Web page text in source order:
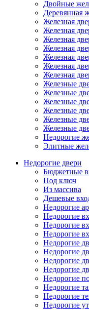
Двойные
Деревянная
Железная
Железная
Железная
Железная
Железная
Железная
Железная
Железные
Железные
Железные
Железные
Железные
Железные
Недорогие
Элитные
Недорогие двери
Бюджетные
Под ключ
Из массива
Дешевые
Недорогие
Недорогие
Недорогие
Недорогие
Недорогие
Недорогие
Недорогие
Недорогие
Недорогие
Недорогие
Недорогие
Недорогие